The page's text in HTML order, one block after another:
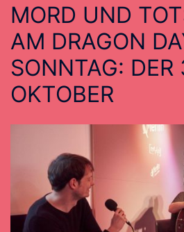
MORD UND
AM DRAGON
SONNTAG: DER
OKTOBER